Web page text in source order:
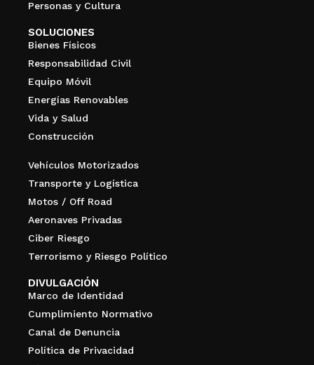
Personas y Cultura
SOLUCIONES
Bienes Físicos
Responsabilidad Civil
Equipo Móvil
Energías Renovables
Vida y Salud
Construcción
Vehículos Motorizados
Transporte y Logística
Motos / Off Road
Aeronaves Privadas
Ciber Riesgo
Terrorismo y Riesgo Político
DIVULGACIÓN
Marco de Identidad
Cumplimiento Normativo
Canal de Denuncia
Política de Privacidad